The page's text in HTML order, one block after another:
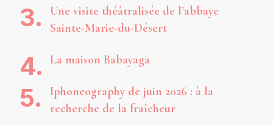
Une visite théâtralisée de l’abbaye
Sainte-Marie-du-Désert
La maison Babayaga
Iphoneography de juin 2026 : à la
recherche de la fraîcheur